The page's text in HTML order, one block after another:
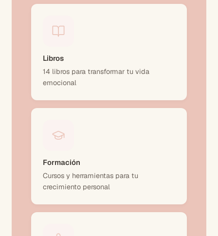
Libros
14 libros para transformar tu vida
emocional
Formación
Cursos y herramientas para tu
crecimiento personal